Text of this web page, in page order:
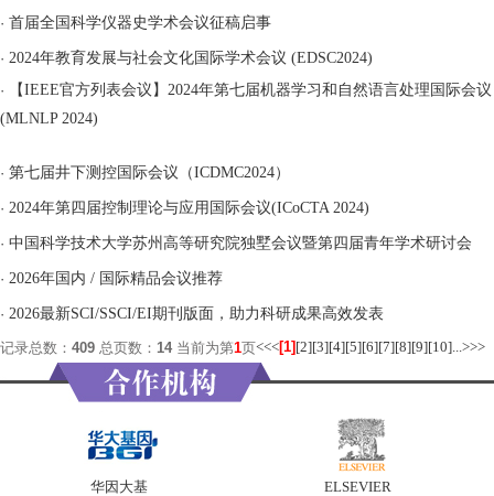
· 首届全国科学仪器史学术会议征稿启事
· 2024年教育发展与社会文化国际学术会议 (EDSC2024)
· 【IEEE官方列表会议】2024年第七届机器学习和自然语言处理国际会议
(MLNLP 2024)
· 第七届井下测控国际会议（ICDMC2024）
· 2024年第四届控制理论与应用国际会议(ICoCTA 2024)
· 中国科学技术大学苏州高等研究院独墅会议暨第四届青年学术研讨会
· 2026年国内 / 国际精品会议推荐
· 2026最新SCI/SSCI/EI期刊版面，助力科研成果高效发表
记录总数： 409 总页数： 14 当前为第1页<<<[1] [2][3][4][5][6][7][8][9][10]...>>>
华因大基 ELSEVIER